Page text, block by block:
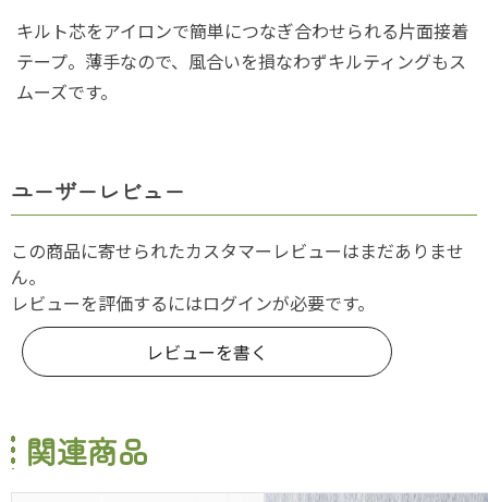
キルト芯をアイロンで簡単につなぎ合わせられる片面接着
テープ。薄手なので、風合いを損なわずキルティングもス
ムーズです。
ユーザーレビュー
この商品に寄せられたカスタマーレビューはまだありませ
ん。
レビューを評価するにはログインが必要です。
レビューを書く
関連商品